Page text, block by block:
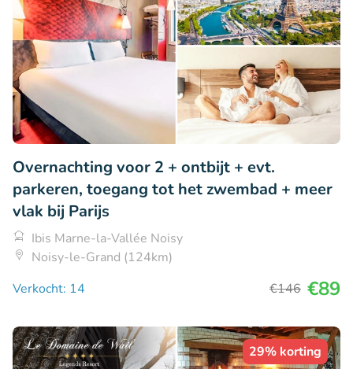
Overnachting voor 2 + ontbijt + evt.
parkeren, toegang tot het zwembad + meer
vlak bij Parijs
Ibis Marne-la-Vallée Noisy
Noisy-le-Grand (124km)
Verkocht: 14
€146 €89
29% korting